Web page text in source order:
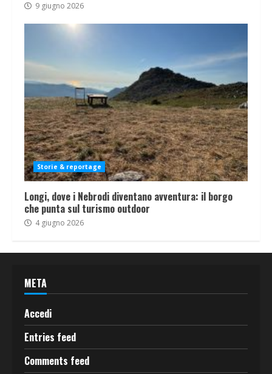
9 giugno 2026
Storie & reportage
Longi, dove i Nebrodi diventano avventura: il borgo
che punta sul turismo outdoor
4 giugno 2026
META
Accedi
Entries feed
Comments feed